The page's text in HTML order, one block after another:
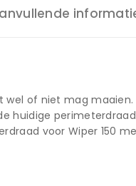
of niet mag
voor Wiper 150